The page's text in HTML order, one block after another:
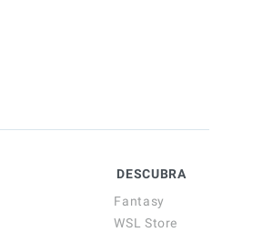
DESCUBRA
Fantasy
WSL Store